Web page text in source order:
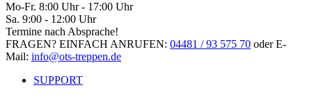
Mo-Fr. 8:00 Uhr - 17:00 Uhr
Sa. 9:00 - 12:00 Uhr
Termine nach Absprache!
FRAGEN? EINFACH ANRUFEN: 04481 / 93 575 70 oder E-
Mail: info@ots-treppen.de
SUPPORT